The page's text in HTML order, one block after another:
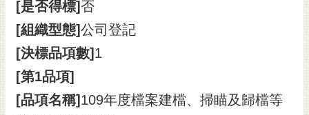
[是否得標]否
[組織型態]公司登記
[決標品項數] 1
[第1品項]
[品項名稱] 109年度檔案建檔、掃瞄及歸檔等